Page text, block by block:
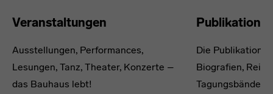
Veranstaltungen
Ausstellungen, Performances,
Lesungen, Tanz, Theater, Konzerte –
das Bauhaus lebt!
Die
Biografien,
Tagungsbände